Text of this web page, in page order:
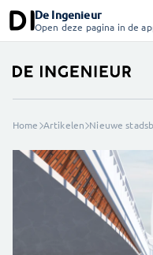
De Ingenieur
Open deze pagina in de
Home Artikelen Nieuwe